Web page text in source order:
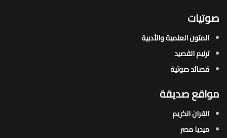
صوتيات
المتون العلمية والأدبية
ترنيم القصيد
قصائد صوتية
مواقع صديقة
القران الكريم
ميديا مصر